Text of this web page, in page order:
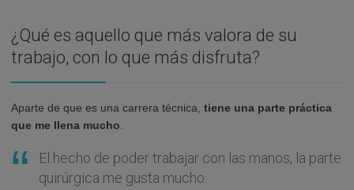
¿Qué es aquello que más valora de su
trabajo, con lo que más disfruta?
Aparte de que es una carrera técnica, tiene una parte práctica
que me llena mucho
El hecho de poder trabajar con las manos, la parte
quirúrgica me gusta mucho.